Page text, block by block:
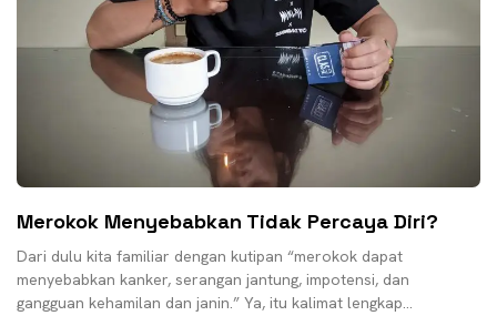
Merokok Menyebabkan Tidak Percaya Diri?
Dari dulu kita familiar dengan kutipan “merokok dapat
menyebabkan kanker, serangan jantung, impotensi, dan
gangguan kehamilan dan janin.” Ya, itu kalimat lengkap